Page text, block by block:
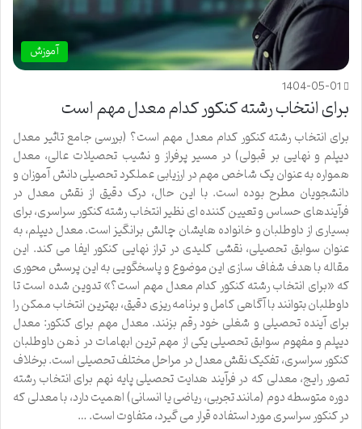
آموزش
1404-05-01
برای انتخاب رشته کنکور کدام معدل مهم است
برای انتخاب رشته کنکور کدام معدل مهم است؟ (بررسی جامع تاثیر معدل
دیپلم و نهایی بر قبولی) در مسیر پرفراز و نشیب تحصیلات عالی، معدل
همواره به عنوان یک شاخص مهم در ارزیابی عملکرد تحصیلی دانش آموزان و
دانشجویان مطرح بوده است. با این حال، درک دقیق از نقش معدل در
فرآیندهای حساس و تعیین کننده ای نظیر انتخاب رشته کنکور سراسری، برای
بسیاری از داوطلبان و خانواده هایشان چالش برانگیز است. معدل دیپلم، به
عنوان سوابق تحصیلی، نقشی کلیدی در تراز نهایی کنکور ایفا می کند. این
مقاله با هدف شفاف سازی این موضوع و پاسخگویی به این پرسش محوری
که «برای انتخاب رشته کنکور کدام معدل مهم است؟» تدوین شده است تا
داوطلبان بتوانند با آگاهی کامل و برنامه ریزی دقیق، بهترین انتخاب ممکن را
برای آینده تحصیلی و شغلی خود رقم بزنند. معدل مهم برای کنکور: معدل
دیپلم و مفهوم سوابق تحصیلی یکی از مهم ترین ابهامات در ذهن داوطلبان
کنکور سراسری، تفکیک نقش معدل در مراحل مختلف تحصیلی است. برخلاف
تصور رایج، معدلی که در فرآیند هدایت تحصیلی پایه نهم برای انتخاب رشته
دوره متوسطه دوم (مانند تجربی، ریاضی یا انسانی) اهمیت دارد، با معدلی که
در کنکور سراسری مورد استفاده قرار می گیرد، متفاوت است. …